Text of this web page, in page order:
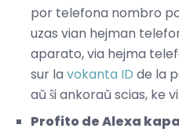
por telefona nombro
uzas vian hejman
aparato, via hejma
sur la vokanta ID de la
aŭ ŝi ankoraŭ scias, ke
Profito de Alexa